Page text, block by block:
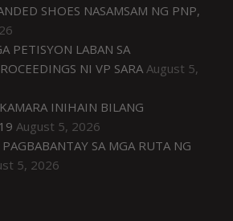
SHOES NASAMSAM NG PNP,
PETISYON LABAN SA
NI VP SARA August 5,
INIHAIN BILANG
August 5, 2026
SA MGA RUTA NG
5, 2026